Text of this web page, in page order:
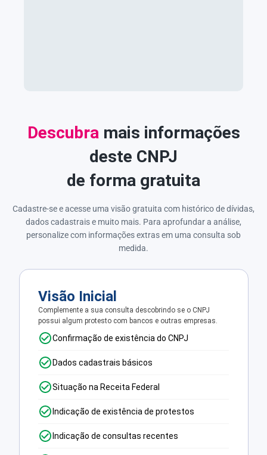
Descubra mais informações
deste CNPJ
de forma gratuita
Cadastre-se e acesse uma visão gratuita com histórico de dívidas,
dados cadastrais e muito mais. Para aprofundar a análise,
personalize com informações extras em uma consulta sob
medida.
Visão Inicial
Complemente a sua consulta descobrindo se o CNPJ
possui algum protesto com bancos e outras empresas.
Confirmação de existência do CNPJ
Dados cadastrais básicos
Situação na Receita Federal
Indicação de existência de protestos
Indicação de consultas recentes